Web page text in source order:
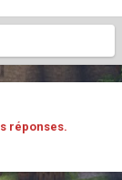
réponses.